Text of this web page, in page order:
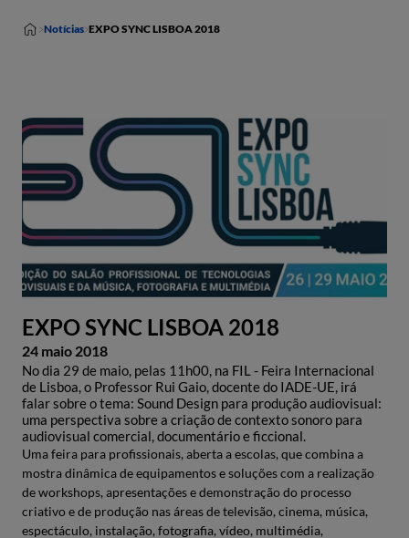
Notícias EXPO SYNC LISBOA 2018
EXPO SYNC LISBOA 2018
24 maio 2018
No dia 29 de maio, pelas 11h00, na FIL - Feira Internacional
de Lisboa, o Professor Rui Gaio, docente do IADE-UE, irá
falar sobre o tema: Sound Design para produção audiovisual:
uma perspectiva sobre a criação de contexto sonoro para
audiovisual comercial, documentário e ficcional.
Uma feira para profissionais, aberta a escolas, que combina a
mostra dinâmica de equipamentos e soluções com a realização
de workshops, apresentações e demonstração do processo
criativo e de produção nas áreas de televisão, cinema, música,
espectáculo, instalação, fotografia, vídeo, multimédia,